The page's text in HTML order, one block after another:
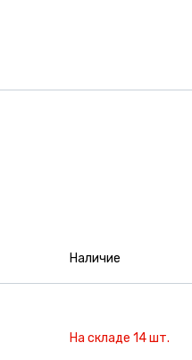
Наличие
На складе 14 шт.